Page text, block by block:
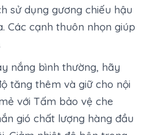
sử dụng gương chiếu hậu
Các cạnh thuôn nhọn giúp
nắng bình thường, hãy
tăng thêm và giữ cho nội
với Tấm bảo vệ che
gió chất lượng hàng đầu